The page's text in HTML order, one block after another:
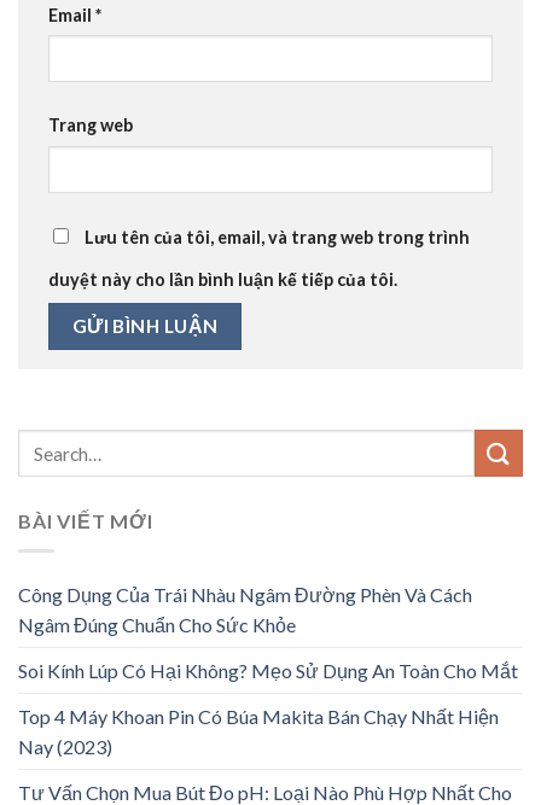
Email *
Trang web
Lưu tên của tôi, email, và trang web trong trình
duyệt này cho lần bình luận kế tiếp của tôi.
BÀI VIẾT MỚI
Công Dụng Của Trái Nhàu Ngâm Đường Phèn Và Cách
Ngâm Đúng Chuẩn Cho Sức Khỏe
Soi Kính Lúp Có Hại Không? Mẹo Sử Dụng An Toàn Cho Mắt
Top 4 Máy Khoan Pin Có Búa Makita Bán Chạy Nhất Hiện
Nay (2023)
Tư Vấn Chọn Mua Bút Đo pH: Loại Nào Phù Hợp Nhất Cho